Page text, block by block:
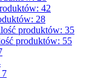
42
28
produktów: 35
produktów: 55
7